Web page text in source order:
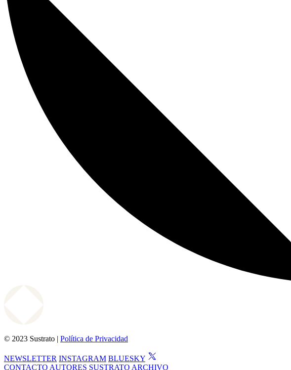
© 2023 Sustrato | Política de Privacidad
NEWSLETTER INSTAGRAM BLUESKY
CONTACTO AUTORES SUSTRATO ARCHIVO